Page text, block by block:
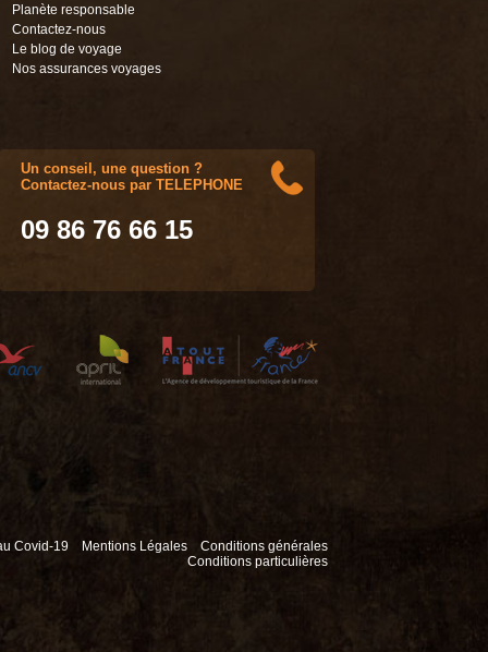
Planète responsable
Contactez-nous
Le blog de voyage
Nos assurances voyages
Un conseil, une question ?
Contactez-nous par TELEPHONE
09 86 76 66 15
Covid-19 Mentions Légales
Conditions générales
Conditions particulières